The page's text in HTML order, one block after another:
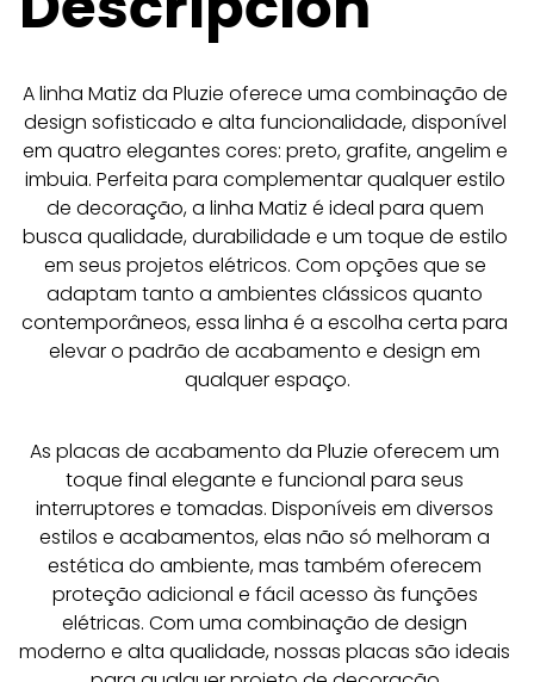
A linha Matiz da Pluzie oferece uma combinação de
design sofisticado e alta funcionalidade, disponível
em quatro elegantes cores: preto, grafite, angelim e
imbuia. Perfeita para complementar qualquer estilo
de decoração, a linha Matiz é ideal para quem
busca qualidade, durabilidade e um toque de estilo
em seus projetos elétricos. Com opções que se
adaptam tanto a ambientes clássicos quanto
contemporâneos, essa linha é a escolha certa para
elevar o padrão de acabamento e design em
qualquer espaço.
As placas de acabamento da Pluzie oferecem um
toque final elegante e funcional para seus
interruptores e tomadas. Disponíveis em diversos
estilos e acabamentos, elas não só melhoram a
estética do ambiente, mas também oferecem
proteção adicional e fácil acesso às funções
elétricas. Com uma combinação de design
moderno e alta qualidade, nossas placas são ideais